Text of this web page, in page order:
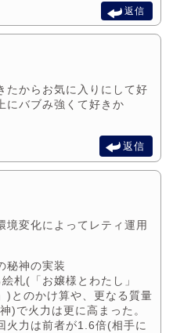
返信
たからお気に入りにして好
にバブみ強くて好きか
返信
境変化によってレティ運用
秘神の実装
札(「お嬢様とわたし」
)とのかけ算や、更なる質量
)で火力は更に高まった。
火力は前者が1.6倍(相手に